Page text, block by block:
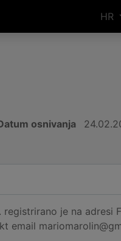
HR
osnivanja
je na adresi
email